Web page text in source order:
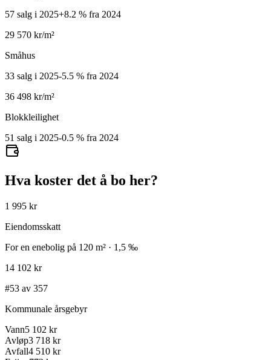
57 salg i 2025+8.2 % fra 2024
29 570 kr/m²
Småhus
33 salg i 2025-5.5 % fra 2024
36 498 kr/m²
Blokkleilighet
51 salg i 2025-0.5 % fra 2024
Hva koster det å bo her?
1 995 kr
Eiendomsskatt
For en enebolig på 120 m² · 1,5 ‰
14 102 kr
#53 av 357
Kommunale årsgebyr
Vann5 102 kr
Avløp3 718 kr
Avfall4 510 kr